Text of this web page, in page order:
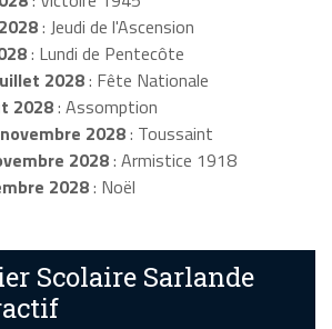
: Jeudi de l'Ascension
: Lundi de Pentecôte
2028: Fête Nationale
2028: Assomption
novembre 2028: Toussaint
2028: Armistice 1918
2028: Noël
Scolaire Sarlande